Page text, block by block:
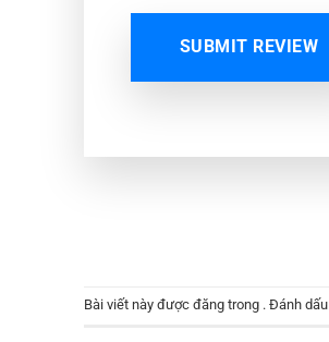
SUBMIT REVIEW
Bài viết này được đăng trong . Đánh dấu